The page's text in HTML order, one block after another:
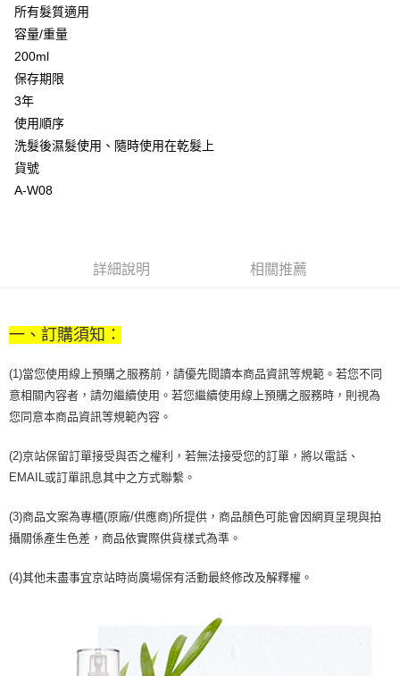
用戶於交易時，得透過本服務購買商品或服務，並由商店將買賣／分期付款
買賣價金債權讓與本公司後，依約使用本公司帳單繳交帳款。
2.基於同意付款使用「大哥付你分期」之契約關係目的，商店將以您的個人
資料（包含姓名、電話或地址）提供予台灣大哥大進項蒐集、處理及利用，
由本公司與您本人進行分期帳單所需資料之確認、核對及更正。
購買商品的店家。未經商家同意取消之訂單仍視為有效，需透過AFTEE先享
後付繳納相關費用。
是否繳費成功／繳費後需取消欲退款等相關疑問，請聯繫「AFTEE先享後付
客戶支援中心」
１．透過由恩沛科技股份有限公司提供之「AFTEE先享後付」服務完成之交
易，需依本服務之必要範圍內提供個人資料，並將交易相關給付款項請求債
權轉讓予恩沛科技股份有限公司。
２．關於個人資料處理事宜，請瀏覽以下網址：
https://aftee.tw/terms/#terms3
時審查核予不同之上限額度；若仍有額度不足之情形，本公司將視審查結果
每筆NT$100，滿NT$1,000(含以上)免運費
京站台北店客服中心(1F星巴克旁) 即日起不提供京站紙袋，取件時
請自備購物袋，若需購買紙袋可現場詢問
免運費
所有髮質適用
容量/重量
200ml
保存期限
3年
使用順序
洗髮後濕髮使用、隨時使用在乾髮上
貨號
A-W08
詳細說明 相關推薦
一、訂購須知：
(1)當您使用線上預購之服務前，請優先閱讀本商品資訊等規範。若您不同
意相關內容者，請勿繼續使用。若您繼續使用線上預購之服務時，則視為
您同意本商品資訊等規範內容。
(2)京站保留訂單接受與否之權利，若無法接受您的訂單，將以電話、
EMAIL或訂單訊息其中之方式聯繫。
(3)商品文案為專櫃(原廠/供應商)所提供，商品顏色可能會因網頁呈現與拍
攝關係產生色差，商品依實際供貨樣式為準。
(4)其他未盡事宜京站時尚廣場保有活動最終修改及解釋權。